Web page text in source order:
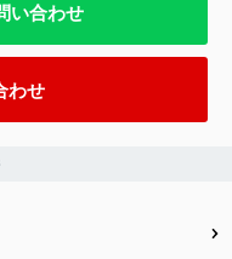
い合わせ
わせ